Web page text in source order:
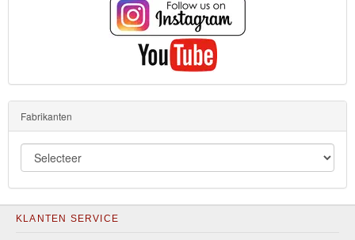
Fabrikanten
KLANTEN SERVICE